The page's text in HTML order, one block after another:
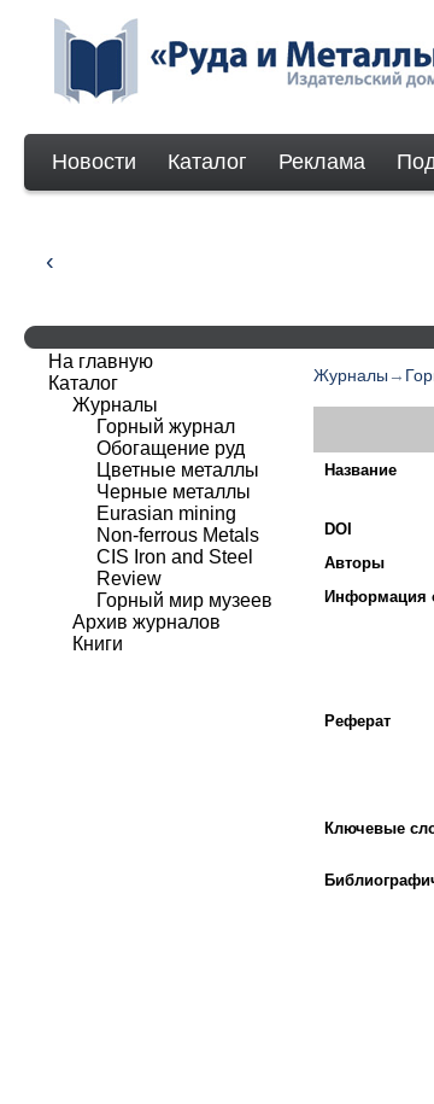
Новости Каталог Реклама
Журналы →
Название
DOI
Авторы
Информация
Реферат
Ключевые
На главную
Каталог
Журналы
Горный журнал
Обогащение руд
Цветные металлы
Черные металлы
Eurasian mining
Non-ferrous Мetals
CIS Iron and Steel
Review
Горный мир музеев
Архив журналов
Книги